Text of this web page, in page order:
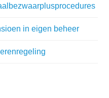
in eigen beheer